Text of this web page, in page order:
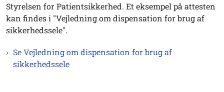
Styrelsen for Patientsikkerhed. Et eksempel på attesten
kan findes i "Vejledning om dispensation for brug af
sikkerhedssele".
Se Vejledning om dispensation for brug af
sikkerhedssele